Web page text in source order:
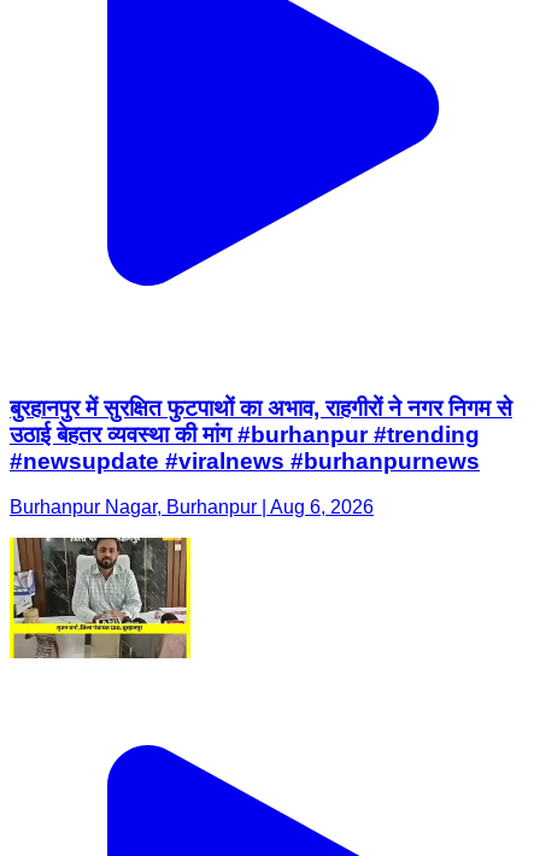
बुरहानपुर में सुरक्षित फुटपाथों का अभाव, राहगीरों ने नगर निगम से
उठाई बेहतर व्यवस्था की मांग #burhanpur #trending
#newsupdate #viralnews #burhanpurnews
Burhanpur Nagar, Burhanpur | Aug 6, 2026